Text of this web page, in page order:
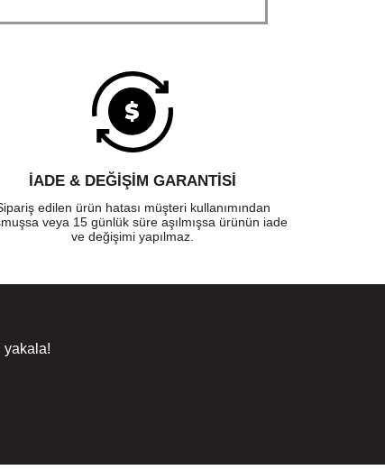
İADE & DEĞİŞİM GARANTİSİ
edilen ürün hatası müşteri kullanımından
veya 15 günlük süre aşılmışsa ürünün iade
ve değişimi yapılmaz.
yakala!